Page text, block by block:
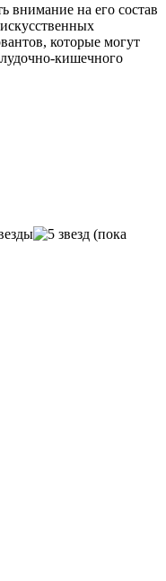
внимание на его состав
которые могут
кишечного
(пока